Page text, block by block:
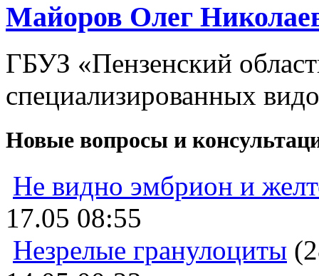
Майоров Олег
ГБУЗ «Пензенский
специализированных
Новые вопросы и
Не видно эмбрион и
17.05 08:55
Незрелые гранулоциты